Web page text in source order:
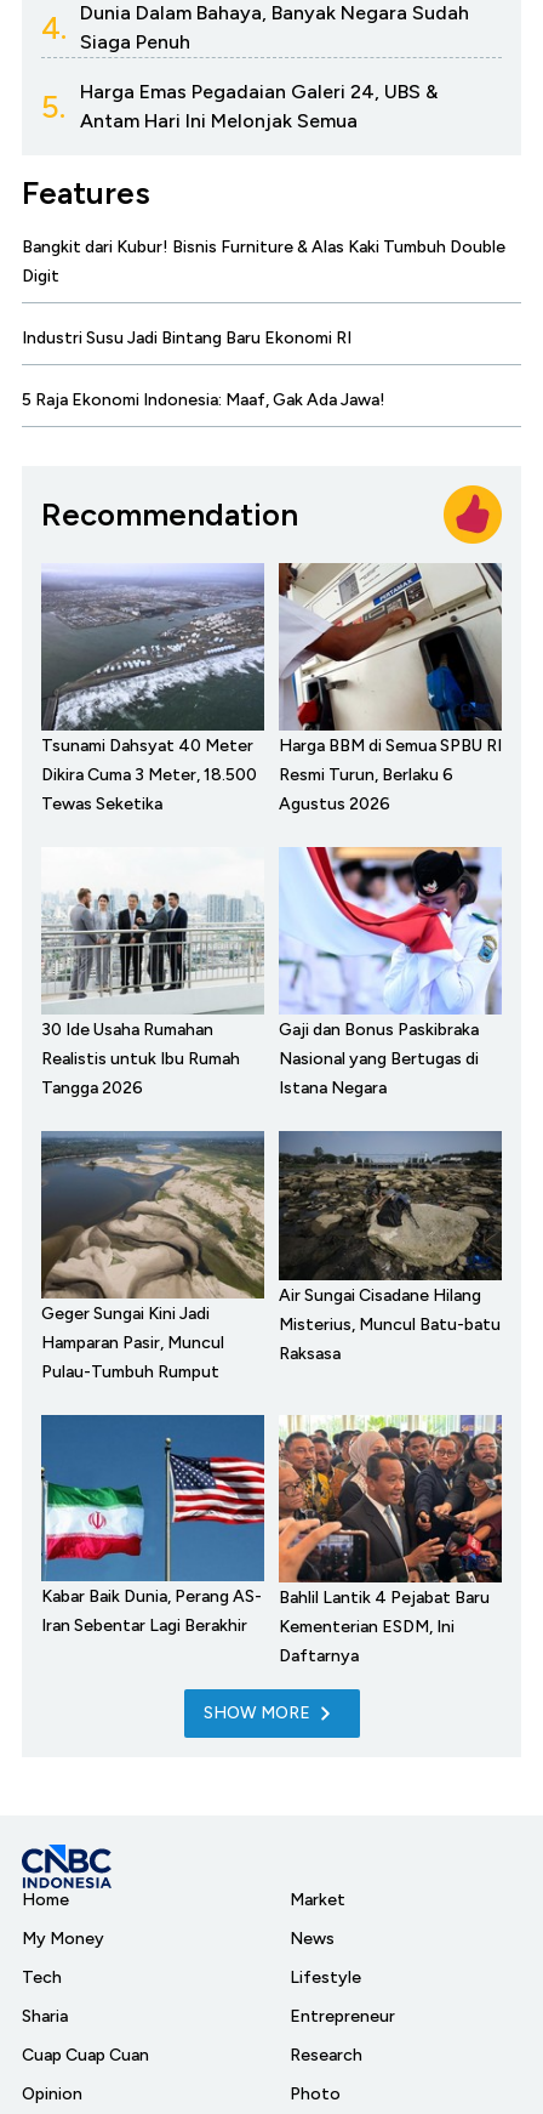
4.
Dunia Dalam Bahaya, Banyak Negara Sudah
Siaga Penuh
5.
Harga Emas Pegadaian Galeri 24, UBS &
Antam Hari Ini Melonjak Semua
Features
Bangkit dari Kubur! Bisnis Furniture & Alas Kaki Tumbuh Double
Digit
Industri Susu Jadi Bintang Baru Ekonomi RI
5 Raja Ekonomi Indonesia: Maaf, Gak Ada Jawa!
Recommendation
Tsunami Dahsyat 40 Meter
Dikira Cuma 3 Meter, 18.500
Tewas Seketika
Harga BBM di Semua SPBU RI
Resmi Turun, Berlaku 6
Agustus 2026
30 Ide Usaha Rumahan
Realistis untuk Ibu Rumah
Tangga 2026
Gaji dan Bonus Paskibraka
Nasional yang Bertugas di
Istana Negara
Geger Sungai Kini Jadi
Hamparan Pasir, Muncul
Pulau-Tumbuh Rumput
Air Sungai Cisadane Hilang
Misterius, Muncul Batu-batu
Raksasa
Kabar Baik Dunia, Perang AS-
Iran Sebentar Lagi Berakhir
Bahlil Lantik 4 Pejabat Baru
Kementerian ESDM, Ini
Daftarnya
SHOW MORE
Home
My Money
Tech
Sharia
Cuap Cuap Cuan
Opinion
Market
News
Lifestyle
Entrepreneur
Research
Photo